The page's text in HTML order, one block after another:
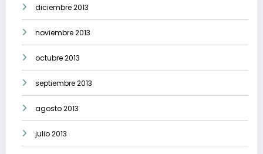
diciembre 2013
noviembre 2013
octubre 2013
septiembre 2013
agosto 2013
julio 2013